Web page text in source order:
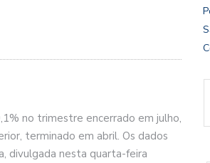
no trimestre encerrado em julho,
terminado em abril. Os dados
divulgada nesta quarta-feira